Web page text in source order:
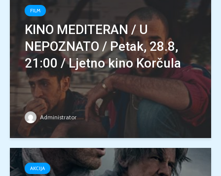
FILM
KINO MEDITERAN / U
NEPOZNATO / Petak, 28.8,
21:00 / Ljetno kino Korčula
Administrator
AKCIJA